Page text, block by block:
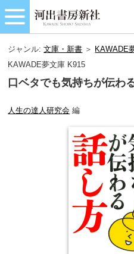
ジャンル:文庫・新書 ＞ KAWADE
KAWADE夢文庫 K915
口ベタでも気持ちが伝わ
人生の達人研究会 編